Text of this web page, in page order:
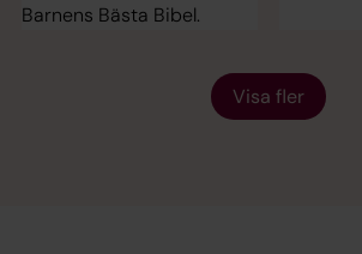
Barnens Bästa Bibel.
Visa fler